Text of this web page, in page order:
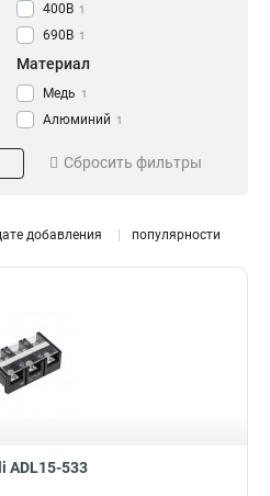
400В 1
690В 1
Материал
Медь 1
Алюминий 1
Сбросить фильтры
добавления популярности
ADL15-533